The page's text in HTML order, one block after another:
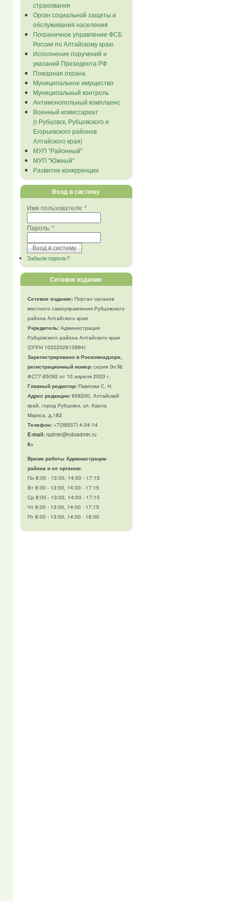
страхования
Орган социальной защиты и
обслуживания населения
Пограничное управление ФСБ
России по Алтайскому краю
Исполнение поручений и
указаний Президента РФ
Пожарная охрана
Муниципальное имущество
Муниципальный контроль
Антимонопольный комплаенс
Военный комиссариат
(г.Рубцовск, Рубцовского и
Егорьевского районов
Алтайского края)
МУП "Районный"
МУП "Южный"
Развитие конкуренции
Вход в систему
Имя пользователя:*
Пароль:*
Забыли пароль?
Сетевое издание
Сетевое издание:Портал органов
местного самоуправления Рубцовского
района Алтайского края
Учредитель:Администрация
Рубцовского района Алтайского края
(ОГРН 1022202613894)
Зарегистрировано в Роскомнадзоре,
регистрационный номер:серия Эл №
ФС77-85092 от 10 апреля 2023 г.
Главный редактор:Павлова С. Н.
Адрес редакции:658200, Алтайский
край, город Рубцовск, ул. Карла
Маркса, д.182
Телефон:+7(38557) 4-34-14
E-mail:radmin@rubradmin.ru
6+
Время работы Администрации
района и ее органов:
Пн 8:00 - 13:00, 14:00 - 17:15
Вт 8:00 - 13:00, 14:00 - 17:15
Ср 8:00 - 13:00, 14:00 - 17:15
Чт 8:00 - 13:00, 14:00 - 17:15
Пт 8:00 - 13:00, 14:00 - 16:00